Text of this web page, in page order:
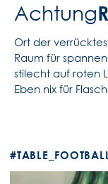
Achtung
Ort der
Raum für
stilecht auf roten
Eben nix für